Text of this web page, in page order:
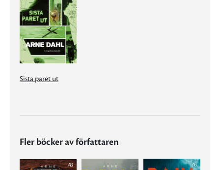
Sista paret ut
Fler böcker av författaren